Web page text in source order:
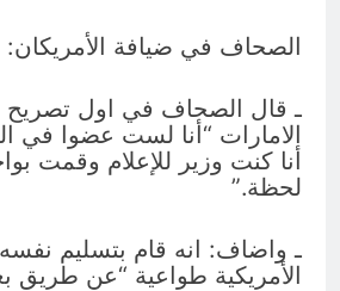
الصحاف في ضيافة الأمريكان:
ـ قال الصحاف في اول تصريح
الامارات “أنا لست عضوا في
أنا كنت وزير للإعلام وقمت
لحظة.”
ـ واضاف: انه قام بتسليم
الأمريكية طواعية “عن طريق